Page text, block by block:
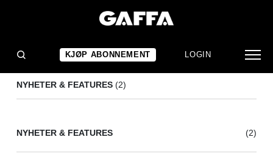
KJØP ABONNEMENT LOGIN
NYHETER & FEATURES (2)
NYHETER & FEATURES (2)